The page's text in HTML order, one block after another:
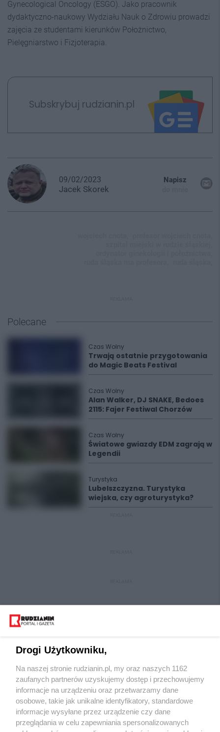
Gynecological Oncology (ESGO). Jako pracownik
dydaktyczno-naukowy Wydziału Nauk o Zdrowiu prowadzi
zajęcia ze studentami kierunków Położnictwo,
Pielęgniarstwo i Fizjoterapia.
Subskrybuj rudzianin.pl
09/02/2023
Jacek Skorek
Napisz
Polecane
Czas Wolny
Trwają ostatnie przygotowania
do Magic Beats Festival
Czas Wolny
Alan Walker, DJ SNAKE, Bedoes
2115: Fajer Festiwal Chorzów
Czas Wolny
Światowe gwiazdy EDM zagrają w
Legendii
Turystyka
Lubelszczyzna. Turystyka
wiejska, czy agroturystyka?
Wydawca mediów lokalnych
Drogi Użytkowniku,
Na naszej stronie rudzianin.pl, my oraz naszych 1162
zaufanych partnerów uzyskujemy dostęp i przechowujemy
informacje na urządzeniu oraz przetwarzamy dane
osobowe, takie jak unikalne identyfikatory, standardowe
informacje wysyłane przez urządzenie czy dane
przeglądania w celu zapewniania spersonalizowanych